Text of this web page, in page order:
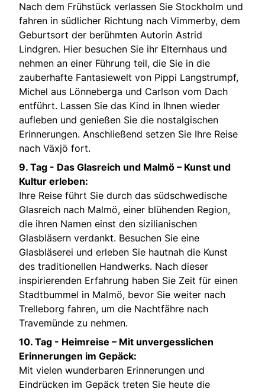
Nach dem Frühstück verlassen Sie Stockholm und
fahren in südlicher Richtung nach Vimmerby, dem
Geburtsort der berühmten Autorin Astrid
Lindgren. Hier besuchen Sie ihr Elternhaus und
nehmen an einer Führung teil, die Sie in die
zauberhafte Fantasiewelt von Pippi Langstrumpf,
Michel aus Lönneberga und Carlson vom Dach
entführt. Lassen Sie das Kind in Ihnen wieder
aufleben und genießen Sie die nostalgischen
Erinnerungen. Anschließend setzen Sie Ihre Reise
nach Växjö fort.
9. Tag - Das Glasreich und Malmö – Kunst und
Kultur erleben:
Ihre Reise führt Sie durch das südschwedische
Glasreich nach Malmö, einer blühenden Region,
die ihren Namen einst den sizilianischen
Glasbläsern verdankt. Besuchen Sie eine
Glasbläserei und erleben Sie hautnah die Kunst
des traditionellen Handwerks. Nach dieser
inspirierenden Erfahrung haben Sie Zeit für einen
Stadtbummel in Malmö, bevor Sie weiter nach
Trelleborg fahren, um die Nachtfähre nach
Travemünde zu nehmen.
10. Tag - Heimreise – Mit unvergesslichen
Erinnerungen im Gepäck:
Mit vielen wunderbaren Erinnerungen und
Eindrücken im Gepäck treten Sie heute die